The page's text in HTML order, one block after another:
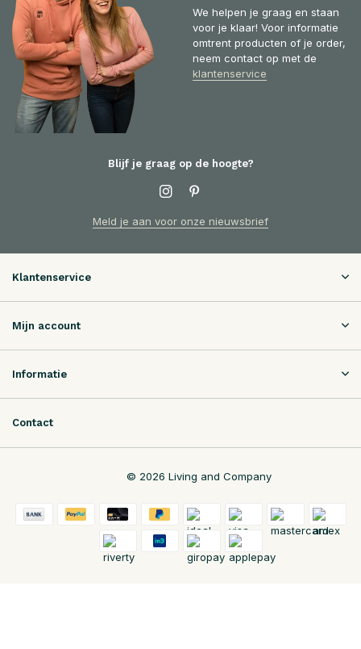
We helpen je graag en staan
voor je klaar! Voor informatie
omtrent producten of je order,
neem contact op met de
klantenservice
Blijf je graag op de hoogte?
Meld je aan voor onze nieuwsbrief
Klantenservice
Mijn account
Informatie
Contact
© 2026 Living and Company